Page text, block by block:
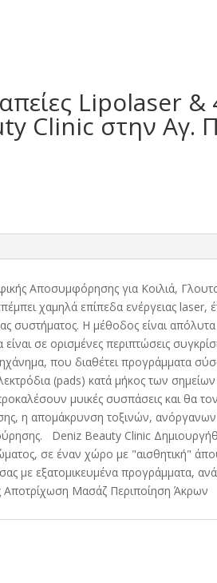
Lipolaser &
Clinic στην Αγ.
Αποσυμφόρησης για Κοιλιά,
χαμηλά επίπεδα ενέργειας
Η μέθοδος είναι
σε ορισμένες περιπτώσεις
που διαθέτει προγράμματα
(pads) κατά μήκος των
μυικές συσπάσεις και θα
η απομάκρυνση τοξινών,
Deniz Beauty Clinic
σε έναν χώρο με "αισθητική"
με εξατομικευμένα προγράμματα,
Αποτρίχωση Μασάζ Περιποίηση Άκρων